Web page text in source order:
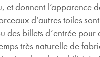
et donnent l’apparence
d‘autres toiles
billets d’entrée pour
très naturelle de